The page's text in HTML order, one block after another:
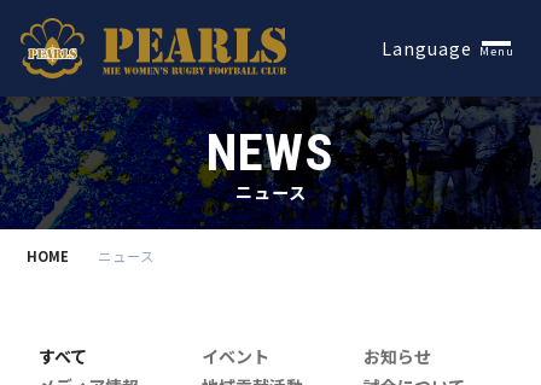
Language Menu
NEWS
ニュース
HOME ニュース
すべて イベント
お知らせ